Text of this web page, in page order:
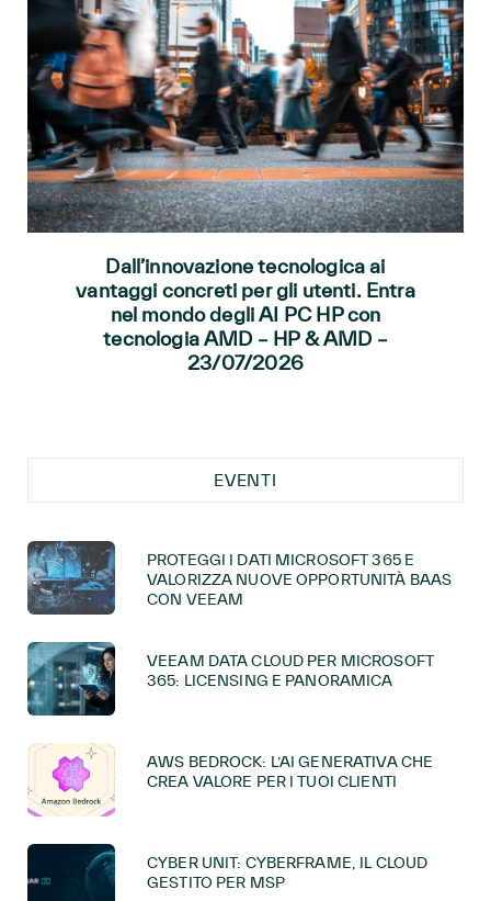
Dall’innovazione tecnologica ai
vantaggi concreti per gli utenti. Entra
nel mondo degli AI PC HP con
tecnologia AMD – HP & AMD –
23/07/2026
EVENTI
PROTEGGI I DATI MICROSOFT 365 E
VALORIZZA NUOVE OPPORTUNITÀ BAAS
CON VEEAM
VEEAM DATA CLOUD PER MICROSOFT
365: LICENSING E PANORAMICA
AWS BEDROCK: L’AI GENERATIVA CHE
CREA VALORE PER I TUOI CLIENTI
CYBER UNIT: CYBERFRAME, IL CLOUD
GESTITO PER MSP